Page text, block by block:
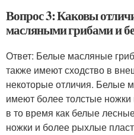
Вопрос 3: Каковы
масляными грибами и
Ответ: Белые масляные
также имеют сходство в
некоторые отличия. Белые
имеют более толстые
в то время как белые
ножки и более рыхлые